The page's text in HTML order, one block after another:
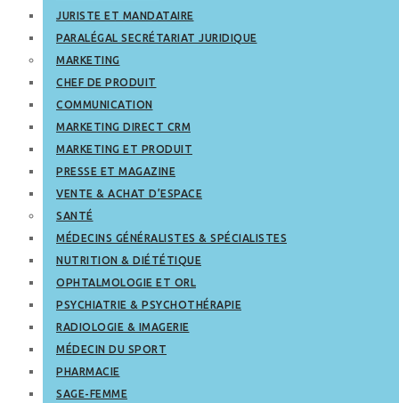
JURISTE ET MANDATAIRE
PARALÉGAL SECRÉTARIAT JURIDIQUE
MARKETING
CHEF DE PRODUIT
COMMUNICATION
MARKETING DIRECT CRM
MARKETING ET PRODUIT
PRESSE ET MAGAZINE
VENTE & ACHAT D’ESPACE
SANTÉ
MÉDECINS GÉNÉRALISTES & SPÉCIALISTES
NUTRITION & DIÉTÉTIQUE
OPHTALMOLOGIE ET ORL
PSYCHIATRIE & PSYCHOTHÉRAPIE
RADIOLOGIE & IMAGERIE
MÉDECIN DU SPORT
PHARMACIE
SAGE-FEMME